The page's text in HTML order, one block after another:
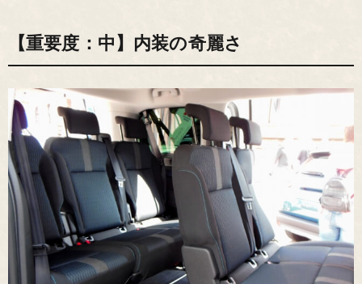
【重要度：中】内装の奇麗さ